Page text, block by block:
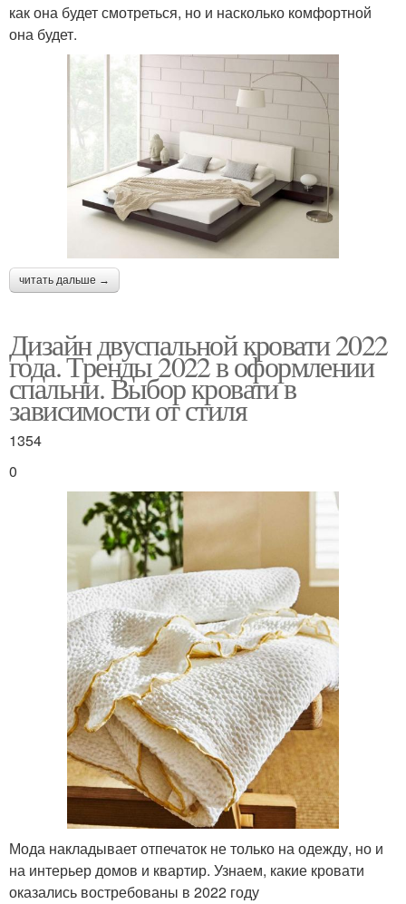
как она будет смотреться, но и насколько комфортной
она будет.
читать дальше →
Дизайн двуспальной кровати 2022
года. Тренды 2022 в оформлении
спальни. Выбор кровати в
зависимости от стиля
1354
0
Мода накладывает отпечаток не только на одежду, но и
на интерьер домов и квартир. Узнаем, какие кровати
оказались востребованы в 2022 году